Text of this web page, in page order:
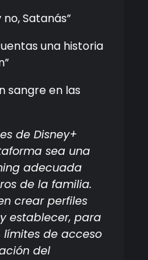
Satanás”
una historia
sangre en las
de Disney+
sea una
adecuada
de la familia.
crear perfiles
establecer, para
límites de acceso
del